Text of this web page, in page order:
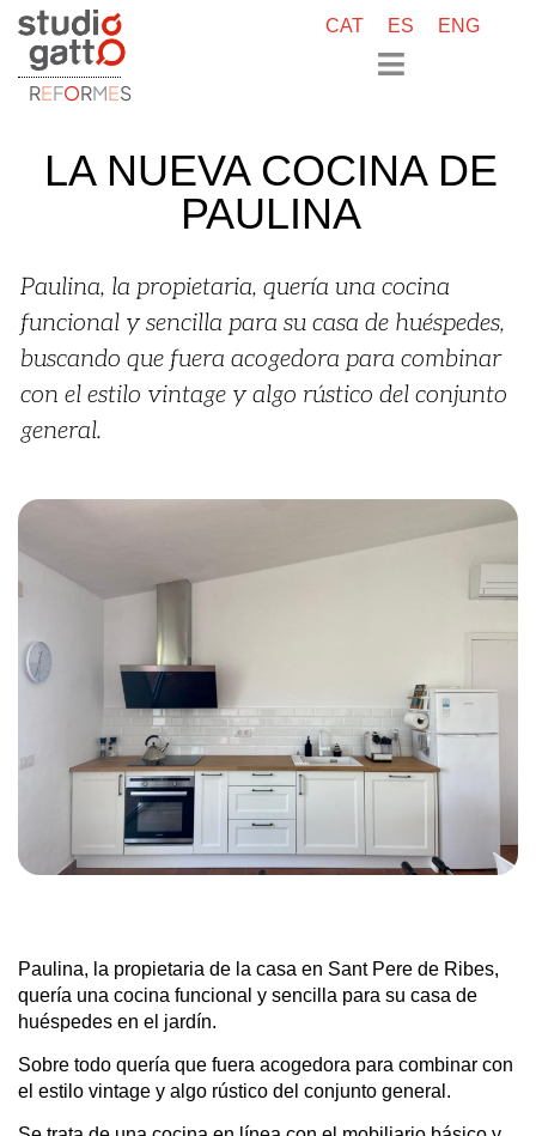
REFORMES
CAT ES ENG
LA NUEVA COCINA DE
PAULINA
Paulina, la propietaria, quería una cocina
funcional y sencilla para su casa de huéspedes,
buscando que fuera acogedora para combinar
con el estilo vintage y algo rústico del conjunto
general.
Paulina, la propietaria de la casa en Sant Pere de Ribes,
quería una cocina funcional y sencilla para su casa de
huéspedes en el jardín.
Sobre todo quería que fuera acogedora para combinar con
el estilo vintage y algo rústico del conjunto general.